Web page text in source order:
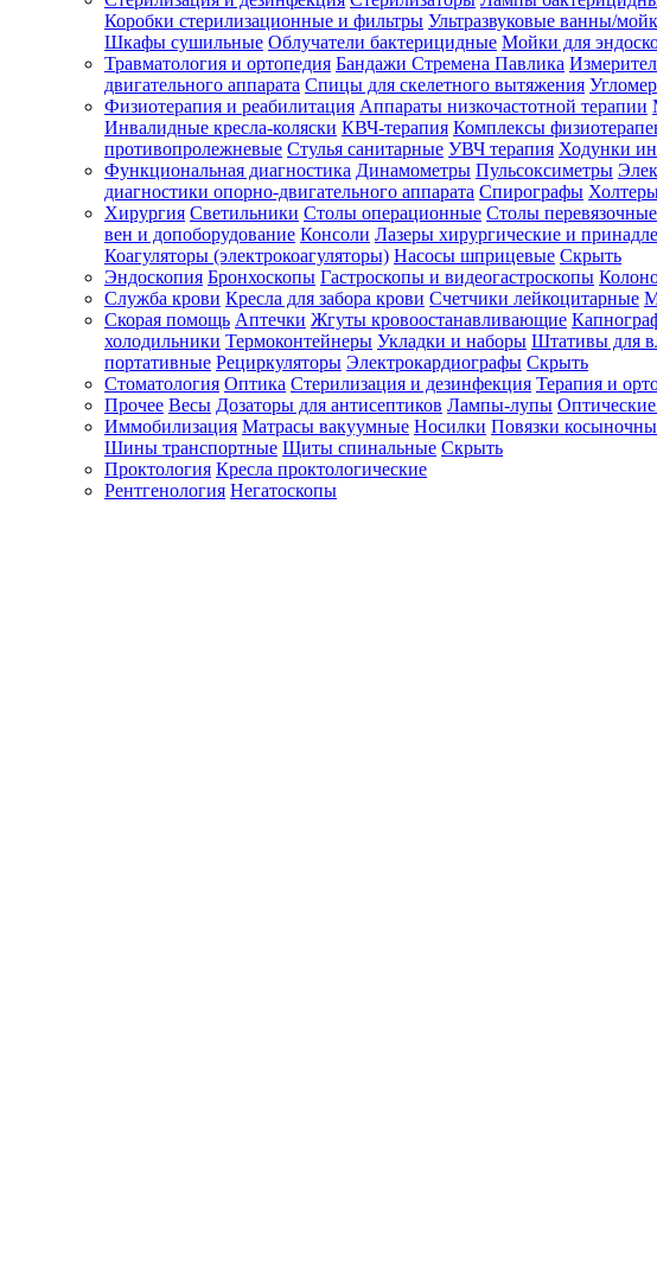
Зарегистрироваться
Зачем
регистрироваться?
Все
покупки
в
одном
месте
Личный
менеджер
Отслеживание
статуса
заказа
Коробки стерилизационные и фильтры Ультразвуковые ванны/
Шкафы сушильные Облучатели бактерицидные Мойки для
Травматология и ортопедия Бандажи Стремена Павлика
двигательного аппарата Спицы для скелетного вытяжения
Физиотерапия и реабилитация Аппараты низкочастотной терапии
Инвалидные кресла-коляски КВЧ-терапия Комплексы
противопролежневые Стулья санитарные УВЧ терапия Ходунки
Функциональная диагностика Динамометры Пульсоксиметры
диагностики опорно-двигательного аппарата Спирографы
Хирургия Светильники Столы операционные Столы перевязочные
вен и допоборудование Консоли Лазеры хирургические и
Коагуляторы (электрокоагуляторы) Насосы шприцевые Скрыть
Эндоскопия Бронхоскопы Гастроскопы и видеогастроскопы
Служба крови Кресла для забора крови Счетчики лейкоцитарные
Скорая помощь Аптечки Жгуты кровоостанавливающие
холодильники Термоконтейнеры Укладки и наборы Штативы для
портативные Рециркуляторы Электрокардиографы Скрыть
Стоматология Оптика Стерилизация и дезинфекция Терапия и
Прочее Весы Дозаторы для антисептиков Лампы-лупы
Иммобилизация Матрасы вакуумные Носилки Повязки
Шины транспортные Щиты спинальные Скрыть
Проктология Кресла проктологические
Рентгенология Негатоскопы